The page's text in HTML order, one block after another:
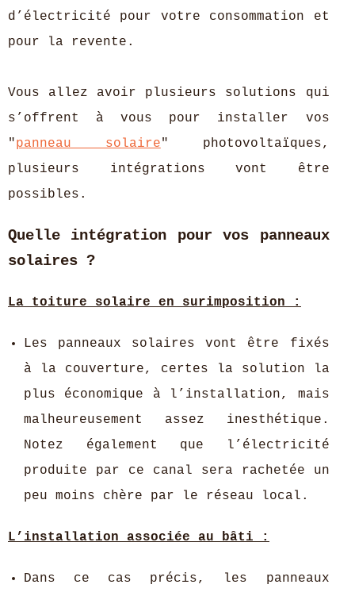
d’électricité pour votre consommation et
pour la revente.
Vous allez avoir plusieurs solutions qui
s’offrent à vous pour installer vos
"panneau solaire" photovoltaïques,
plusieurs intégrations vont être
possibles.
Quelle intégration pour vos panneaux
solaires ?
La toiture solaire en surimposition :
Les panneaux solaires vont être fixés
à la couverture, certes la solution la
plus économique à l’installation, mais
malheureusement assez inesthétique.
Notez également que l’électricité
produite par ce canal sera rachetée un
peu moins chère par le réseau local.
L’installation associée au bâti :
Dans ce cas précis, les panneaux